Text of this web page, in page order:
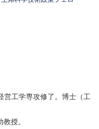
営工学専攻修了。博士（工
授。